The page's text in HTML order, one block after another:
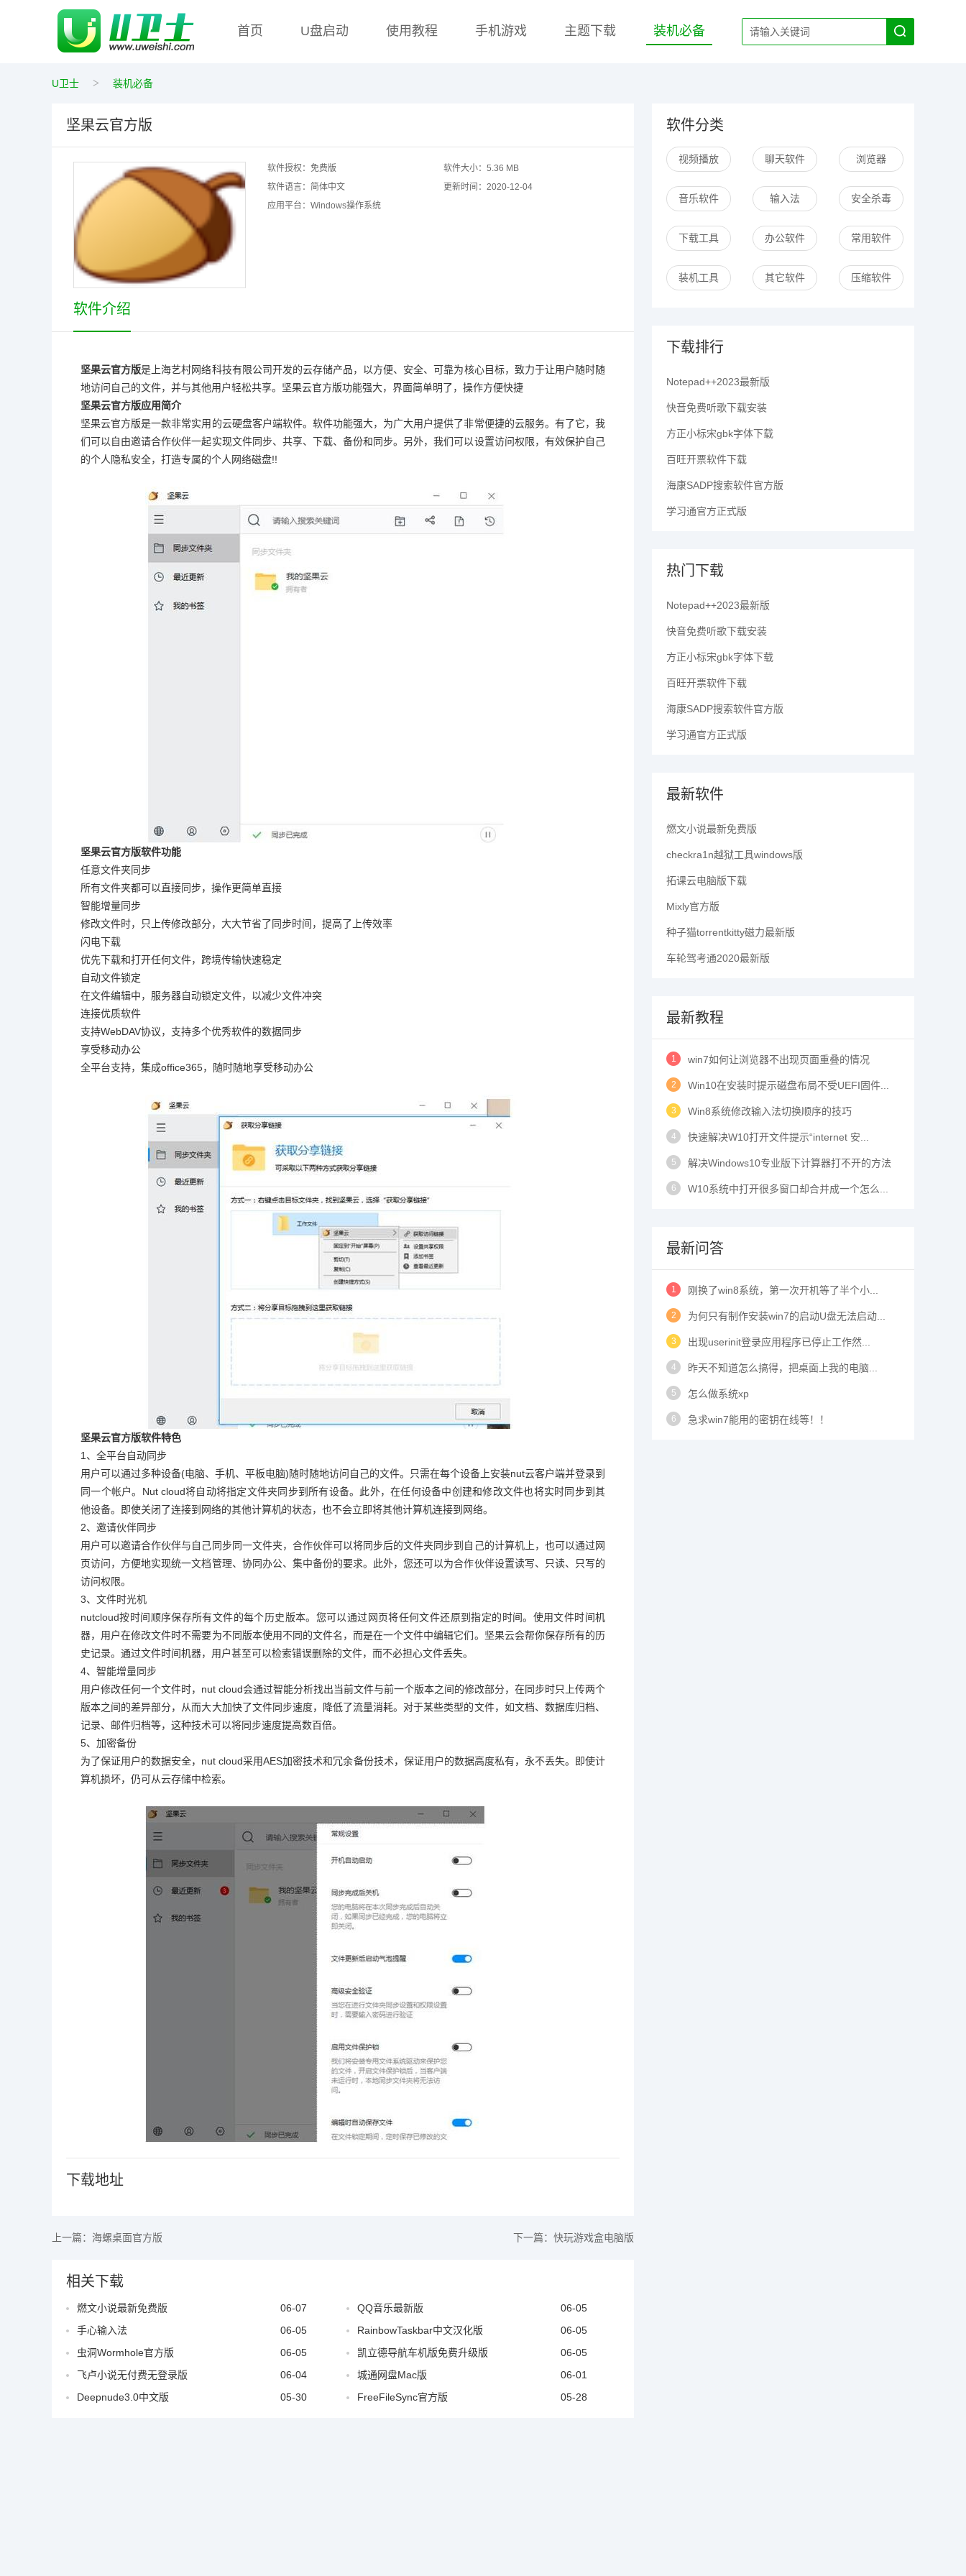
首页 U盘启动 使用教程 手机游戏 主题下载 装机必备
U卫士 > 装机必备
坚果云官方版
软件授权： 免费版 软件大小： 5.36 MB
软件语言： 简体中文 更新时间： 2020-12-04
应用平台： Windows操作系统
软件介绍
坚果云官方版是上海艺村网络科技有限公司开发的云存储产品，以方便、安全、可靠为核心目标，致力于让用户随时随
地访问自己的文件，并与其他用户轻松共享。坚果云官方版功能强大，界面简单明了，操作方便快捷
坚果云官方版应用简介
坚果云官方版是一款非常实用的云硬盘客户端软件。软件功能强大，为广大用户提供了非常便捷的云服务。有了它，我
们可以自由邀请合作伙伴一起实现文件同步、共享、下载、备份和同步。另外，我们可以设置访问权限，有效保护自己
的个人隐私安全，打造专属的个人网络磁盘!!
坚果云官方版软件功能
任意文件夹同步
所有文件夹都可以直接同步，操作更简单直接
智能增量同步
修改文件时，只上传修改部分，大大节省了同步时间，提高了上传效率
闪电下载
优先下载和打开任何文件，跨境传输快速稳定
自动文件锁定
在文件编辑中，服务器自动锁定文件，以减少文件冲突
连接优质软件
支持WebDAV协议，支持多个优秀软件的数据同步
享受移动办公
全平台支持，集成office365，随时随地享受移动办公
坚果云官方版软件特色
1、全平台自动同步
用户可以通过多种设备(电脑、手机、平板电脑)随时随地访问自己的文件。只需在每个设备上安装nut云客户端并登录到
同一个帐户。Nut cloud将自动将指定文件夹同步到所有设备。此外，在任何设备中创建和修改文件也将实时同步到其
他设备。即使关闭了连接到网络的其他计算机的状态，也不会立即将其他计算机连接到网络。
2、邀请伙伴同步
用户可以邀请合作伙伴与自己同步同一文件夹，合作伙伴可以将同步后的文件夹同步到自己的计算机上，也可以通过网
页访问，方便地实现统一文档管理、协同办公、集中备份的要求。此外，您还可以为合作伙伴设置读写、只读、只写的
访问权限。
3、文件时光机
nutcloud按时间顺序保存所有文件的每个历史版本。您可以通过网页将任何文件还原到指定的时间。使用文件时间机
器，用户在修改文件时不需要为不同版本使用不同的文件名，而是在一个文件中编辑它们。坚果云会帮你保存所有的历
史记录。通过文件时间机器，用户甚至可以检索错误删除的文件，而不必担心文件丢失。
4、智能增量同步
用户修改任何一个文件时，nut cloud会通过智能分析找出当前文件与前一个版本之间的修改部分，在同步时只上传两个
版本之间的差异部分，从而大大加快了文件同步速度，降低了流量消耗。对于某些类型的文件，如文档、数据库归档、
记录、邮件归档等，这种技术可以将同步速度提高数百倍。
5、加密备份
为了保证用户的数据安全，nut cloud采用AES加密技术和冗余备份技术，保证用户的数据高度私有，永不丢失。即使计
算机损坏，仍可从云存储中检索。
下载地址
上一篇： 海螺桌面官方版 下一篇： 快玩游戏盒电脑版
相关下载
燃文小说最新免费版 06-07 QQ音乐最新版
06-05
手心输入法
06-05 RainbowTaskbar中文汉化版
06-05
虫洞Wormhole官方版
06-05 凯立德导航车机版免费升级版
06-05
飞卢小说无付费无登录版
06-04 城通网盘Mac版
06-01
Deepnude3.0中文版
05-30 FreeFileSync官方版 05-28
软件分类
视频播放 聊天软件 浏览器
音乐软件 输入法 安全杀毒
下载工具 办公软件 常用软件
装机工具 其它软件 压缩软件
下载排行
Notepad++2023最新版
快音免费听歌下载安装
方正小标宋gbk字体下载
百旺开票软件下载
海康SADP搜索软件官方版
学习通官方正式版
热门下载
Notepad++2023最新版
快音免费听歌下载安装
方正小标宋gbk字体下载
百旺开票软件下载
海康SADP搜索软件官方版
学习通官方正式版
最新软件
燃文小说最新免费版
checkra1n越狱工具windows版
拓课云电脑版下载
Mixly官方版
种子猫torrentkitty磁力最新版
车轮驾考通2020最新版
最新教程
1 win7如何让浏览器不出现页面重叠的情况
2 Win10在安装时提示磁盘布局不受UEFI固件...
3 Win8系统修改输入法切换顺序的技巧
4 快速解决W10打开文件提示“internet 安...
5 解决Windows10专业版下计算器打不开的方法
6 W10系统中打开很多窗口却合并成一个怎么...
最新问答
1 刚换了win8系统，第一次开机等了半个小...
2 为何只有制作安装win7的启动U盘无法启动...
3 出现userinit登录应用程序已停止工作然...
4 昨天不知道怎么搞得，把桌面上我的电脑...
5 怎么做系统xp
6 急求win7能用的密钥在线等！！